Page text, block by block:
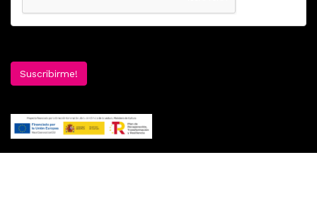
Suscribirme!